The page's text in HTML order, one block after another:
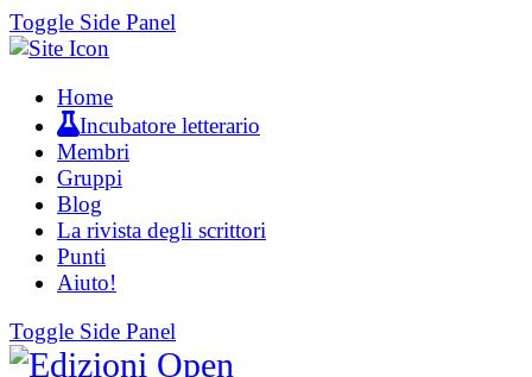
Toggle Side Panel
Home
Incubatore letterario
Membri
Gruppi
Blog
La rivista degli scrittori
Punti
Aiuto!
Toggle Side Panel